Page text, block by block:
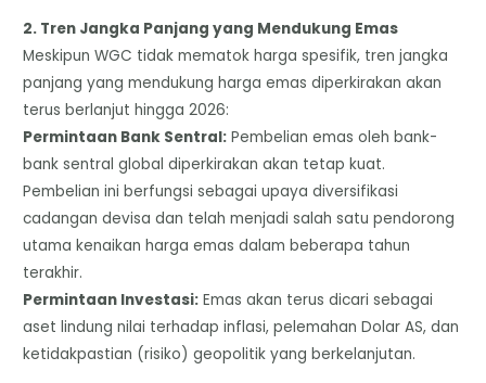
​2. Tren Jangka Panjang yang Mendukung Emas
​Meskipun WGC tidak mematok harga spesifik, tren jangka
panjang yang mendukung harga emas diperkirakan akan
terus berlanjut hingga 2026:
​Permintaan Bank Sentral: Pembelian emas oleh bank-
bank sentral global diperkirakan akan tetap kuat.
Pembelian ini berfungsi sebagai upaya diversifikasi
cadangan devisa dan telah menjadi salah satu pendorong
utama kenaikan harga emas dalam beberapa tahun
terakhir.
​Permintaan Investasi: Emas akan terus dicari sebagai
aset lindung nilai terhadap inflasi, pelemahan Dolar AS, dan
ketidakpastian (risiko) geopolitik yang berkelanjutan.